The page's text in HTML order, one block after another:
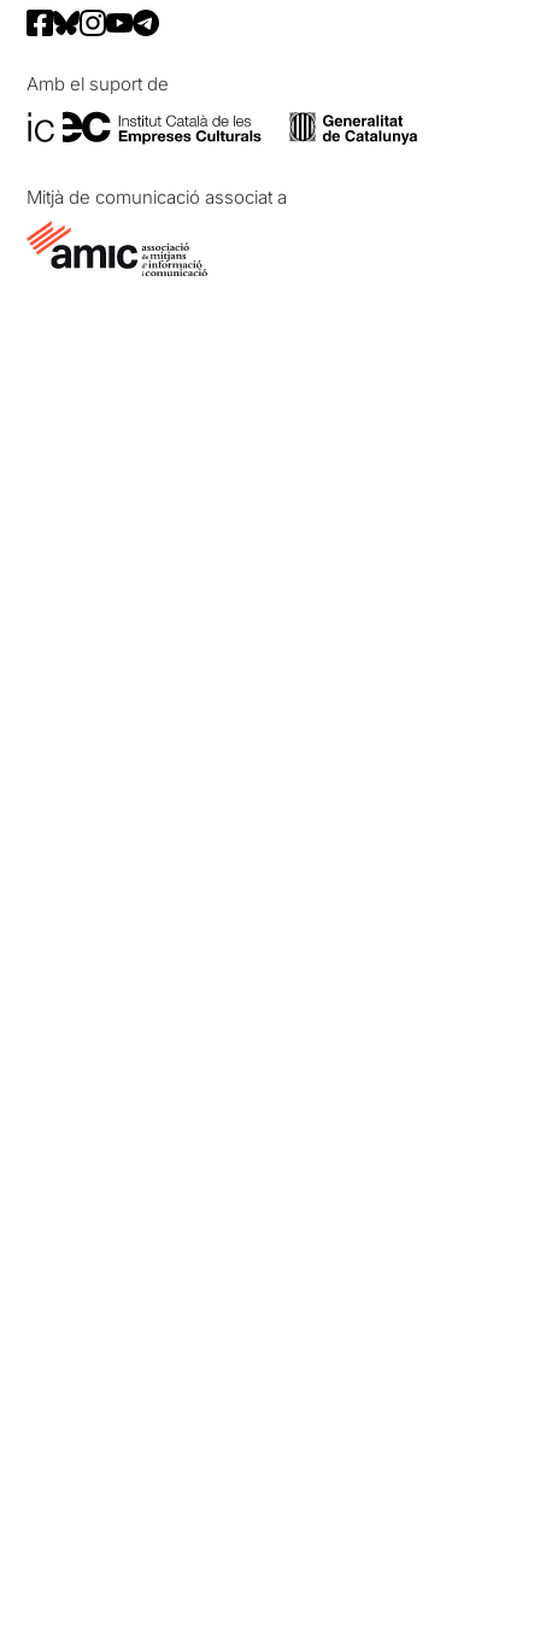
Amb el suport de
Mitjà de comunicació associat a